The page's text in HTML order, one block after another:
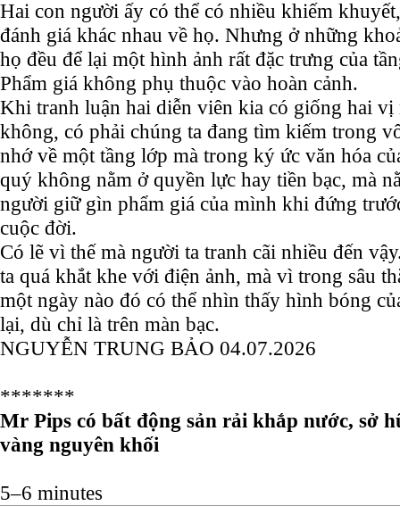
Hai con người ấy có thể có nhiều khiếm
đánh giá khác nhau về họ. Nhưng ở những
họ đều để lại một hình ảnh rất đặc trưng của
Phẩm giá không phụ thuộc vào hoàn cảnh.
Khi tranh luận hai diễn viên kia có giống hai vị
không, có phải chúng ta đang tìm kiếm trong
nhớ về một tầng lớp mà trong ký ức văn hóa
quý không nằm ở quyền lực hay tiền bạc, mà
người giữ gìn phẩm giá của mình khi đứng
cuộc đời.
Có lẽ vì thế mà người ta tranh cãi nhiều đến
ta quá khắt khe với điện ảnh, mà vì trong sâu
một ngày nào đó có thể nhìn thấy hình bóng
lại, dù chỉ là trên màn bạc.
NGUYỄN TRUNG BẢO 04.07.2026
*******
Mr Pips có bất động sản rải khắp nước, sở
vàng nguyên khối
5–6 minutes